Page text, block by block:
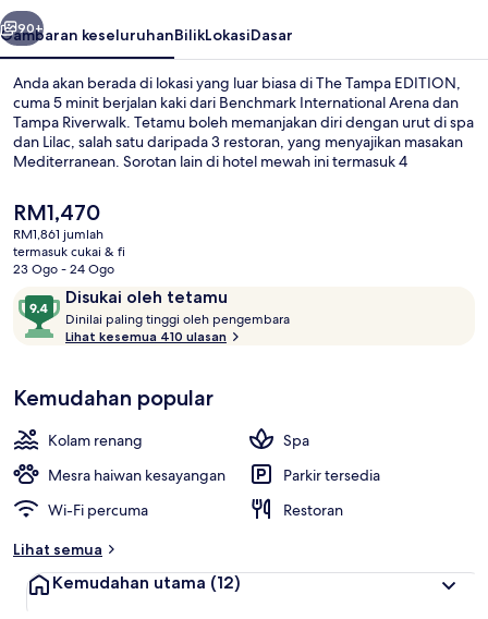
Seterusnya
90+
Gambaran keseluruhanBilikLokasiDasar
Anda akan berada di lokasi yang luar biasa di The Tampa EDITION,
cuma 5 minit berjalan kaki dari Benchmark International Arena dan
Tampa Riverwalk. Tetamu boleh memanjakan diri dengan urut di spa
dan Lilac, salah satu daripada 3 restoran, yang menyajikan masakan
Mediterranean. Sorotan lain di hotel mewah ini termasuk 4
Pengembara lain memuji tentang kakitangan.
Harga
semasa
ialah
RM1,470
RM1,470
RM1,861 jumlah
termasuk cukai & fi
23 Ogo - 24 Ogo
Ulasan Disukai oleh tetamu
9.4
daripada
10,
oleh
tetamu
Dinilai paling tinggi oleh pengembara
i
p
l
g
Lihat kesemua 410 ulasan
Kemudahan popular
Kolam renang
Spa
Mesra haiwan kesayangan
Parkir tersedia
Wi-Fi percuma
Restoran
Lihat semua
Kemudahan utama (12)